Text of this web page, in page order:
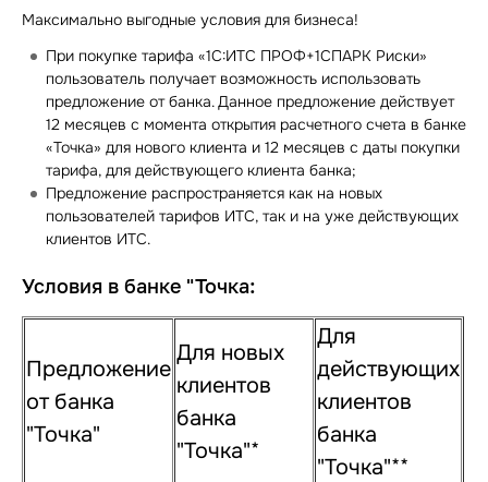
Максимально выгодные условия для бизнеса!
При покупке тарифа «1С:ИТС ПРОФ+1СПАРК Риски»
пользователь получает возможность использовать
предложение от банка. Данное предложение действует
12 месяцев с момента открытия расчетного счета в банке
«Точка» для нового клиента и 12 месяцев с даты покупки
тарифа, для действующего клиента банка;
Предложение распространяется как на новых
пользователей тарифов ИТС, так и на уже действующих
клиентов ИТС.
Условия в банке "Точка:
Предложение
от банка
"Точка"
Для новых
клиентов
банка
"Точка"*
Для
действующих
клиентов
банка
"Точка"**